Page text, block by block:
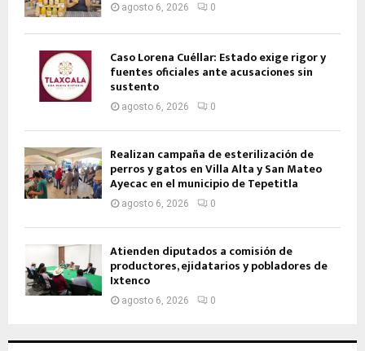
agosto 6, 2026 0
Caso Lorena Cuéllar: Estado exige rigor y
fuentes oficiales ante acusaciones sin
sustento
agosto 6, 2026 0
Realizan campaña de esterilización de
perros y gatos en Villa Alta y San Mateo
Ayecac en el municipio de Tepetitla
agosto 6, 2026 0
Atienden diputados a comisión de
productores, ejidatarios y pobladores de
Ixtenco
agosto 6, 2026 0